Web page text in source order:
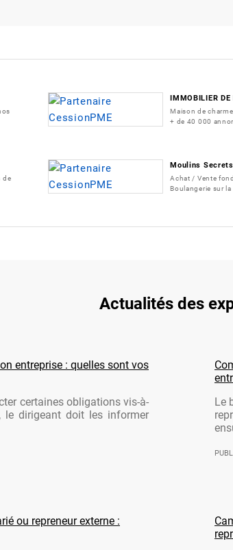
IMMOBILIER DE
Maison de
+ de 40 000
de
Moulins
Achat / Vente
Boulangerie sur
Actualités des
entreprise : quelles sont vos
certaines obligations vis-à-
le dirigeant doit les informer
Le
ou repreneur externe :